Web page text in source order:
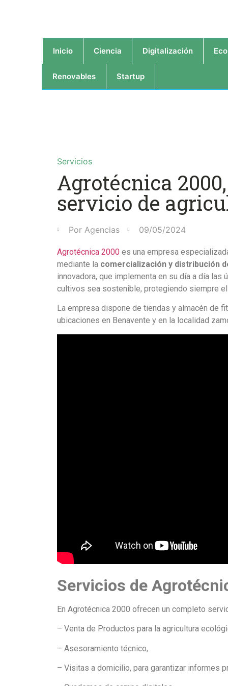
Inicio Ciencia Digitalización
Renovables Startup
Servicios
Agrotécnica
servicio de
Por Agencias 09/05/2024
Agrotécnica 2000 es una empresa
mediante la comercialización y distribución
innovadora, que implementa en su día a día
cultivos sea sostenible, protegiendo siempre
La empresa dispone de tiendas y almacén de
ubicaciones en Benavente y en la localidad
Servicios de
En Agrotécnica 2000 ofrecen un completo
– Venta de Productos para la agricultura
– Asesoramiento técnico,
– Visitas a domicilio, para garantizar informes